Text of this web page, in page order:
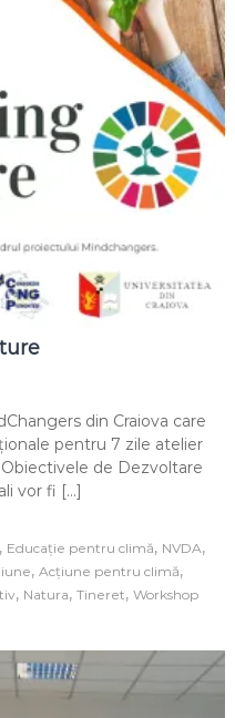
din Craiova care
pentru 7 zile atelier
de Dezvoltare
vor fi […]
, Educație pentru climă, NVDA,
, Acțiune pentru climă,
, Natura, Tineret, Workshop